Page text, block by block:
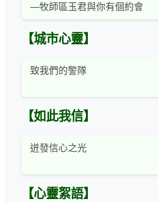
—牧師區玉君與你有個約會
【城市心靈】
致我們的警隊
【如此我信】
迸發信心之光
【心靈絮語】